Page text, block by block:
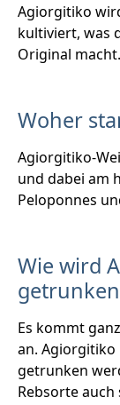
Agiorgitiko
kultiviert, was
Original
Woher
Agiorgitiko-
und dabei am
Peloponnes
Wie wird
Es kommt
an. Agiorgitiko
getrunken
Rebsorte auch